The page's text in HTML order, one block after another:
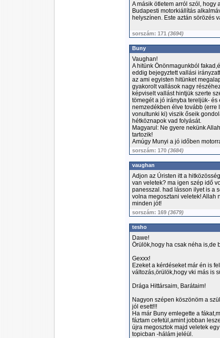
A másik ötletem arról szól,
Budapesti motorkiállítás
helyszínen. Este aztán sörözés
sorszám: 171 (3694)
Buny
Vaughan!
A hitünk Önönmagunkból
eddig bejegyztett vallási
az ami egyisten hitünket
gyakorolt vallások nagy
képviselt vallást hintjük szerte
tömegét a jó irányba tereljük-
nemzedékben élve tovább (erre
vonultunki ki) viszik őseik
hétköznapok vad folyását.
Magyarul: Ne gyere nekünk
tartozik!
Amúgy Munyi a jó időben
sorszám: 170 (3684)
vaughan
Adjon az Úristen itt a
van veletek? ma igen szép idő
panesszal. had lásson ilyet is a
volna megosztani veletek! Allah
minden jót!
sorszám: 169 (3679)
tesho
Dawe!
Örülök,hogy ha csak néha is,de
Gexxx!
Ezeket a kérdéseket már én is
változás,örülök,hogy vki más is
Drága Hittársaim, Barátaim!
Nagyon szépen köszönöm a
jól esett!!!
Ha már Buny emlegette a
fáztam cefetül,amint jobban
újra megosztok majd veletek
topicban -hálám jeléül.